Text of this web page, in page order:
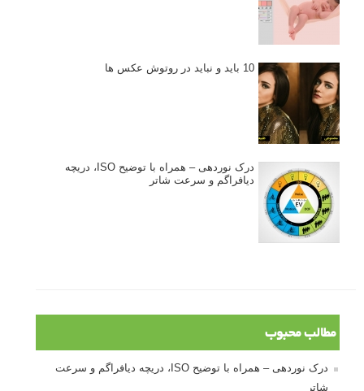
10 باید و نباید در روتوش عکس ها
درک نوردهی – همراه با توضیح ISO، دریچه
دیافراگم و سرعت شاتر
مطالب محبوب
درک نوردهی – همراه با توضیح ISO، دریچه دیافراگم و سرعت
شاتر